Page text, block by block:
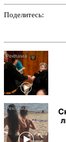
Поделитесь: